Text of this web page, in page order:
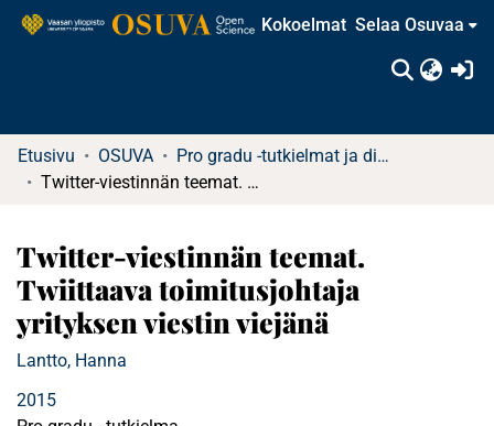
Kokoelmat Selaa Osuvaa
Etusivu OSUVA
Pro gradu -tutkielmat ja diplomityöt
Twitter-viestinnän teemat. Twiittaava toimitusjohtaja yrityksen viestin viejänä
Twitter-viestinnän teemat.
Twiittaava toimitusjohtaja
yrityksen viestin viejänä
Lantto, Hanna
2015